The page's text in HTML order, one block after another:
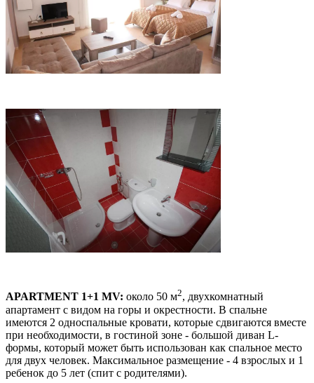
APARTMENT 1+1 MV: около 50 м2, двухкомнатный
апартамент с видом на горы и окрестности. В спальне
имеются 2 односпальные кровати, которые сдвигаются вместе
при необходимости, в гостиной зоне - большой диван L-
формы, который может быть использован как спальное место
для двух человек. Максимальное размещение - 4 взрослых и 1
ребенок до 5 лет (спит с родителями).